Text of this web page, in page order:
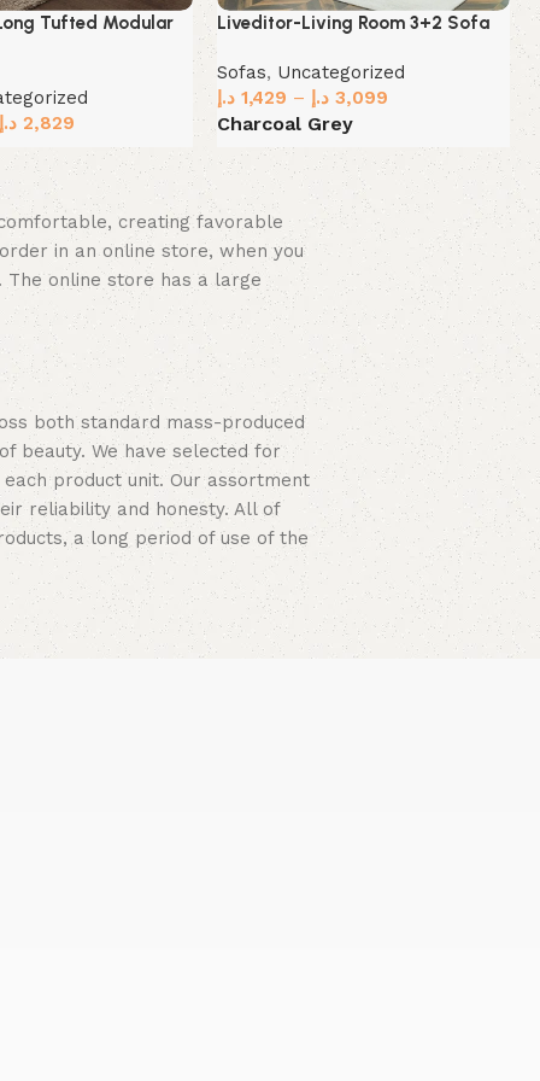
Tufted Modular
2,829 د.إ
Liveditor-Living Room 3+2 Sofa
Sofas, Uncategorized
1,429 د.إ – 3,099 د.إ
Charcoal Grey
Select options
creating favorable
in an online store, when you
online store has a large
both standard mass-produced
beauty. We have selected for
product unit. Our assortment
reliability and honesty. All of
a long period of use of the